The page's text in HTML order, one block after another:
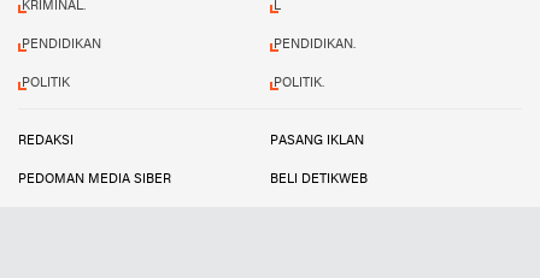
KRIMINAL. L
PENDIDIKAN PENDIDIKAN.
POLITIK POLITIK.
REDAKSI PASANG IKLAN
PEDOMAN MEDIA SIBER BELI DETIKWEB